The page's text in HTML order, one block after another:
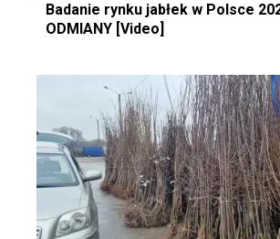
Badanie rynku jabłek w Polsce
ODMIANY [Video]